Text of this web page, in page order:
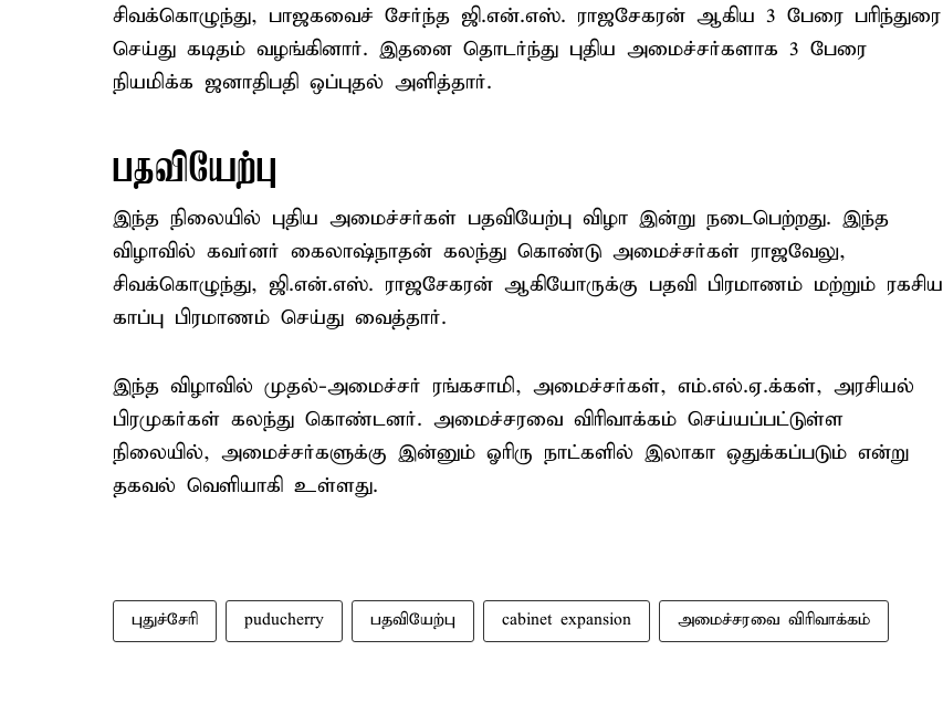
சிவக்கொழுந்து, பாஜகவைச் சேர்ந்த ஜி.என்.எஸ். ராஜசேகரன் ஆகிய 3 பேரை பரிந்துரை
செய்து கடிதம் வழங்கினார். இதனை தொடர்ந்து புதிய அமைச்சர்களாக 3 பேரை
நியமிக்க ஜனாதிபதி ஒப்புதல் அளித்தார்.
பதவியேற்பு
இந்த நிலையில் புதிய அமைச்சர்கள் பதவியேற்பு விழா இன்று நடைபெற்றது. இந்த
விழாவில் கவர்னர் கைலாஷ்நாதன் கலந்து கொண்டு அமைச்சர்கள் ராஜவேலு,
சிவக்கொழுந்து, ஜி.என்.எஸ். ராஜசேகரன் ஆகியோருக்கு பதவி பிரமாணம் மற்றும் ரகசிய
காப்பு பிரமாணம் செய்து வைத்தார்.
இந்த விழாவில் முதல்-அமைச்சர் ரங்கசாமி, அமைச்சர்கள், எம்.எல்.ஏ.க்கள், அரசியல்
பிரமுகர்கள் கலந்து கொண்டனர். அமைச்சரவை விரிவாக்கம் செய்யப்பட்டுள்ள
நிலையில், அமைச்சர்களுக்கு இன்னும் ஓரிரு நாட்களில் இலாகா ஒதுக்கப்படும் என்று
தகவல் வெளியாகி உள்ளது.
புதுச்சேரி puducherry பதவியேற்பு cabinet expansion அமைச்சரவை விரிவாக்கம்